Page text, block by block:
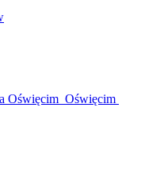
Oświęcim Oświęcim